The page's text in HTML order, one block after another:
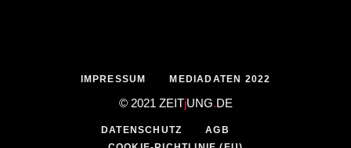
IMPRESSUM MEDIADATEN 2022
© 2021 ZEITjUNG.DE
DATENSCHUTZ
AGB